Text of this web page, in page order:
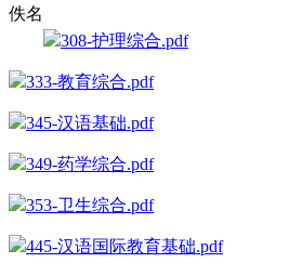
佚名
308-护理综合.pdf
333-教育综合.pdf
345-汉语基础.pdf
349-药学综合.pdf
353-卫生综合.pdf
445-汉语国际教育基础.pdf